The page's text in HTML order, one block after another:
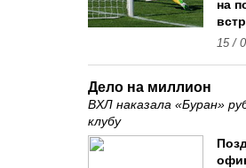
на
15 /
Дело на миллион
ВХЛ наказала «Буран»
клубу